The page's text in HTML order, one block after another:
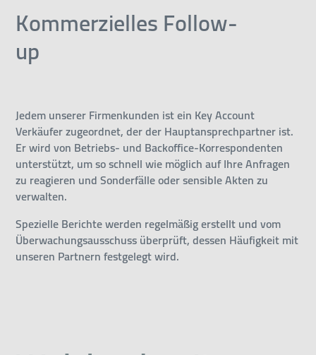
Kommerzielles Follow-
up
Jedem unserer Firmenkunden ist ein Key Account
Verkäufer zugeordnet, der der Hauptansprechpartner ist.
Er wird von Betriebs- und Backoffice-Korrespondenten
unterstützt, um so schnell wie möglich auf Ihre Anfragen
zu reagieren und Sonderfälle oder sensible Akten zu
verwalten.
Spezielle Berichte werden regelmäßig erstellt und vom
Überwachungsausschuss überprüft, dessen Häufigkeit mit
unseren Partnern festgelegt wird.